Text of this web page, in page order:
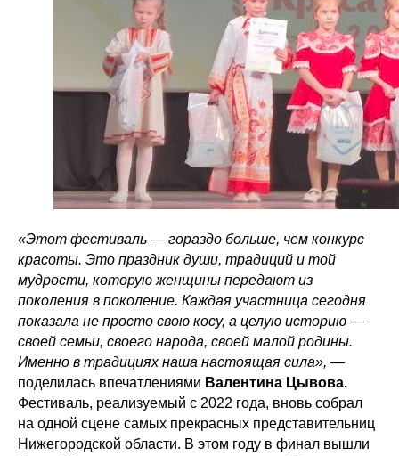
«Этот фестиваль — гораздо больше, чем конкурс
красоты. Это праздник души, традиций и той
мудрости, которую женщины передают из
поколения в поколение. Каждая участница сегодня
показала не просто свою косу, а целую историю —
своей семьи, своего народа, своей малой родины.
Именно в традициях наша настоящая сила», —
поделилась впечатлениями Валентина Цывова.
Фестиваль, реализуемый с 2022 года, вновь собрал
на одной сцене самых прекрасных представительниц
Нижегородской области. В этом году в финал вышли